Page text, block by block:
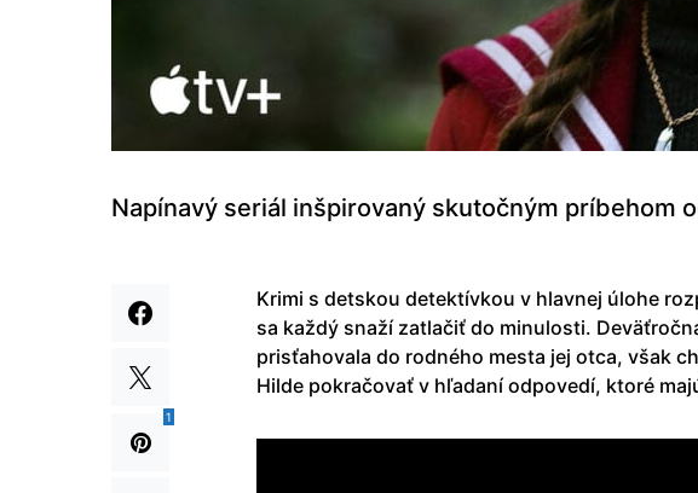
Napínavý seriál inšpirovaný skutočným príbehom
1
Krimi s detskou detektívkou v hlavnej úlohe
sa každý snaží zatlačiť do minulosti.
prisťahovala do rodného mesta jej otca, však
Hilde pokračovať v hľadaní odpovedí, ktoré